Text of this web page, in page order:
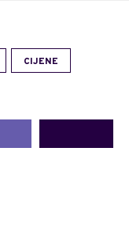
CIJENE